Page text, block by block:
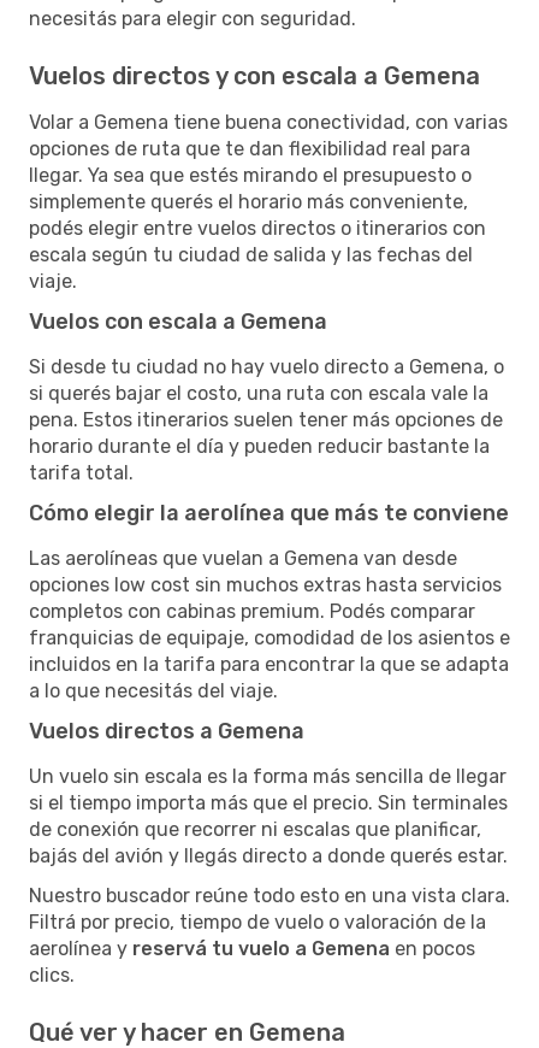
necesitás para elegir con seguridad.
Vuelos directos y con escala a Gemena
Volar a Gemena tiene buena conectividad, con varias
opciones de ruta que te dan flexibilidad real para
llegar. Ya sea que estés mirando el presupuesto o
simplemente querés el horario más conveniente,
podés elegir entre vuelos directos o itinerarios con
escala según tu ciudad de salida y las fechas del
viaje.
Vuelos con escala a Gemena
Si desde tu ciudad no hay vuelo directo a Gemena, o
si querés bajar el costo, una ruta con escala vale la
pena. Estos itinerarios suelen tener más opciones de
horario durante el día y pueden reducir bastante la
tarifa total.
Cómo elegir la aerolínea que más te conviene
Las aerolíneas que vuelan a Gemena van desde
opciones low cost sin muchos extras hasta servicios
completos con cabinas premium. Podés comparar
franquicias de equipaje, comodidad de los asientos e
incluidos en la tarifa para encontrar la que se adapta
a lo que necesitás del viaje.
Vuelos directos a Gemena
Un vuelo sin escala es la forma más sencilla de llegar
si el tiempo importa más que el precio. Sin terminales
de conexión que recorrer ni escalas que planificar,
bajás del avión y llegás directo a donde querés estar.
Nuestro buscador reúne todo esto en una vista clara.
Filtrá por precio, tiempo de vuelo o valoración de la
aerolínea y reservá tu vuelo a Gemena en pocos
clics.
Qué ver y hacer en Gemena